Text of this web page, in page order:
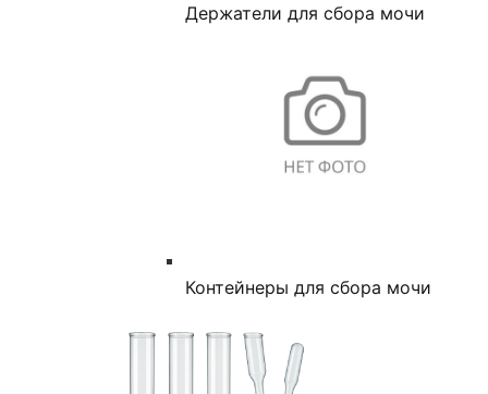
Держатели для сбора мочи
Контейнеры для сбора мочи